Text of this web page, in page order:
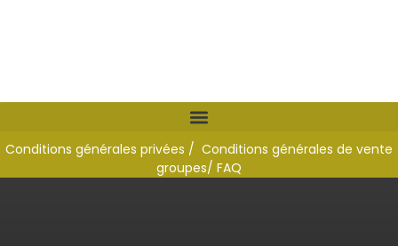
Conditions générales privées / Conditions générales de vente
groupes/ FAQ